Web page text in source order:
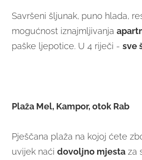
Savršeni šljunak, puno hlada,
mogućnost iznajmljivanja
paške ljepotice. U 4 riječi - sve
Plaža Mel, Kampor, otok Rab
Pješčana plaža na kojoj ćete
uvijek naći dovoljno mjesta za